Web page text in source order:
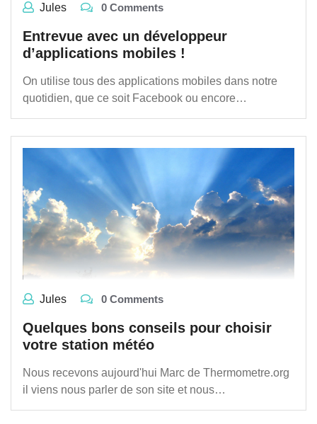
Jules 0 Comments
Entrevue avec un développeur
d’applications mobiles !
On utilise tous des applications mobiles dans notre
quotidien, que ce soit Facebook ou encore…
Jules 0 Comments
Quelques bons conseils pour choisir
votre station météo
Nous recevons aujourd'hui Marc de Thermometre.org
il viens nous parler de son site et nous…